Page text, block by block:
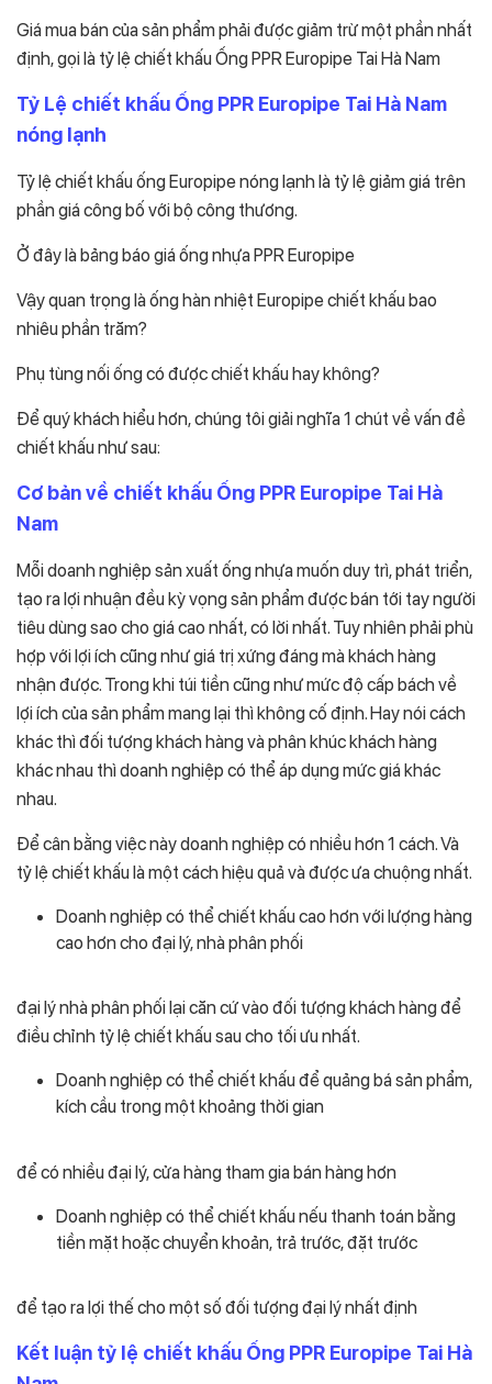
Giá mua bán của sản phẩm phải được giảm trừ một phần nhất
định, gọi là tỷ lệ chiết khấu Ống PPR Europipe Tai Hà Nam
Tỷ Lệ chiết khấu Ống PPR Europipe Tai Hà Nam
nóng lạnh
Tỷ lệ chiết khấu ống Europipe nóng lạnh là tỷ lệ giảm giá trên
phần giá công bố với bộ công thương.
Ở đây là bảng báo giá ống nhựa PPR Europipe
Vậy quan trọng là ống hàn nhiệt Europipe chiết khấu bao
nhiêu phần trăm?
Phụ tùng nối ống có được chiết khấu hay không?
Để quý khách hiểu hơn, chúng tôi giải nghĩa 1 chút về vấn đề
chiết khấu như sau:
Cơ bản về chiết khấu Ống PPR Europipe Tai Hà
Nam
Mỗi doanh nghiệp sản xuất ống nhựa muốn duy trì, phát triển,
tạo ra lợi nhuận đều kỳ vọng sản phẩm được bán tới tay người
tiêu dùng sao cho giá cao nhất, có lời nhất. Tuy nhiên phải phù
hợp với lợi ích cũng như giá trị xứng đáng mà khách hàng
nhận được. Trong khi túi tiền cũng như mức độ cấp bách về
lợi ích của sản phẩm mang lại thì không cố định. Hay nói cách
khác thì đối tượng khách hàng và phân khúc khách hàng
khác nhau thì doanh nghiệp có thể áp dụng mức giá khác
nhau.
Để cân bằng việc này doanh nghiệp có nhiều hơn 1 cách. Và
tỷ lệ chiết khấu là một cách hiệu quả và được ưa chuộng nhất.
Doanh nghiệp có thể chiết khấu cao hơn với lượng hàng
cao hơn cho đại lý, nhà phân phối
đại lý nhà phân phối lại căn cứ vào đối tượng khách hàng để
điều chỉnh tỷ lệ chiết khấu sau cho tối ưu nhất.
Doanh nghiệp có thể chiết khấu để quảng bá sản phẩm,
kích cầu trong một khoảng thời gian
để có nhiều đại lý, cửa hàng tham gia bán hàng hơn
Doanh nghiệp có thể chiết khấu nếu thanh toán bằng
tiền mặt hoặc chuyển khoản, trả trước, đặt trước
để tạo ra lợi thế cho một số đối tượng đại lý nhất định
Kết luận tỷ lệ chiết khấu Ống PPR Europipe Tai Hà